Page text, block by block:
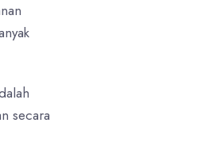
secara